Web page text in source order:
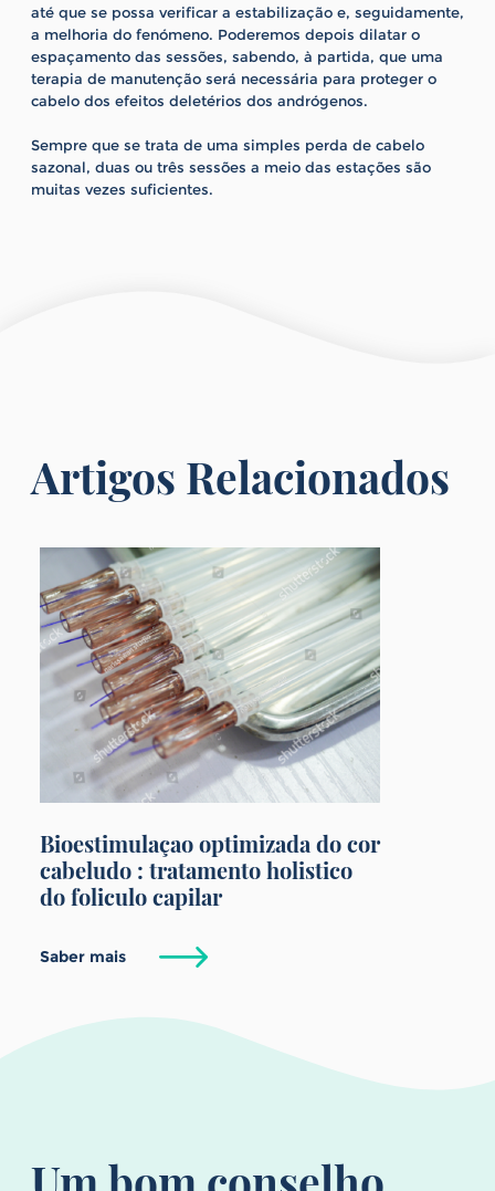
até que se possa verificar a estabilização e, seguidamente,
a melhoria do fenómeno. Poderemos depois dilatar o
espaçamento das sessões, sabendo, à partida, que uma
terapia de manutenção será necessária para proteger o
cabelo dos efeitos deletérios dos andrógenos.
Sempre que se trata de uma simples perda de cabelo
sazonal, duas ou três sessões a meio das estações são
muitas vezes suficientes.
Artigos Relacionados
Bioestimulaçao optimizada do cor
cabeludo : tratamento holistico
do foliculo capilar
Saber mais